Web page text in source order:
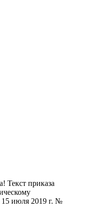
Текст приказа
15 июля 2019 г. №